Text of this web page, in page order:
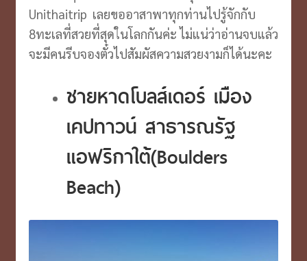
Unithaitrip เลยขออาสาพาทุกท่านไปรู้จักกับ
8ทะเลที่สวยที่สุดในโลกกันค่ะ ไม่แน่ว่าอ่านจบแล้ว
จะมีคนรีบจองตั๋วไปสัมผัสความสวยงามก็ได้นะคะ
ชายหาดโบลส์เดอร์ เมือง
เคปทาวน์ สาธารณรัฐ
แอฟริกาใต้(Boulders
Beach)